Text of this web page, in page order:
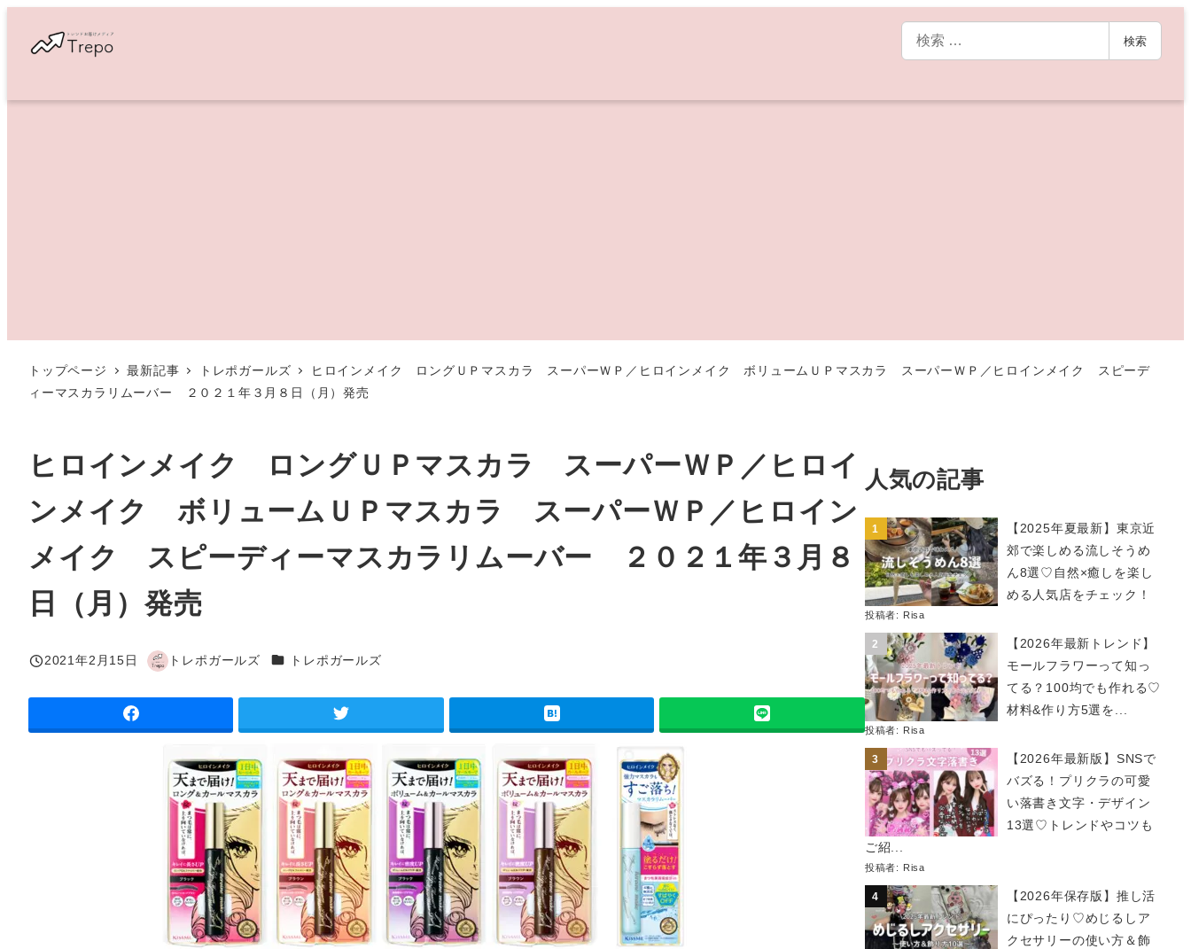
索
検索
トップページ 最新記事 トレポガールズ
ヒロインメイク ロングＵＰマスカラ スーパーＷＰ／ヒロインメイク ボリュームＵＰマスカラ スーパーＷＰ／ヒロインメイク スピーデ
ィーマスカラリムーバー ２０２１年３月８日（月）発売
ヒロインメイク ロングＵＰマスカラ スーパーＷＰ／ヒロイ
ンメイク ボリュームＵＰマスカラ スーパーＷＰ／ヒロイン
メイク スピーディーマスカラリムーバー ２０２１年３月８
日（月）発売
投稿日
2021年2月15日
著
トレポガールズ カテゴリー
トレポガールズ
人気の記事
【2025年夏最新】東京近
郊で楽しめる流しそうめ
ん8選♡自然×癒しを楽し
める人気店をチェック！
投稿者: Risa
【2026年最新トレンド】
モールフラワーって知っ
てる？100均でも作れる♡
材料&作り方5選を...
投稿者: Risa
【2026年最新版】SNSで
バズる！プリクラの可愛
い落書き文字・デザイン
13選♡トレンドやコツも
ご紹...
投稿者: Risa
【2026年保存版】推し活
にぴったり♡めじるしア
クセサリーの使い方＆飾